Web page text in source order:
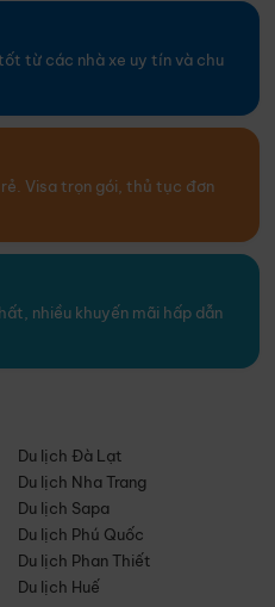
từ các nhà xe uy tín và chu
Visa trọn gói, thủ tục đơn
nhiều khuyến mãi hấp dẫn
Du lịch Đà Lạt
Du lịch Nha Trang
Du lịch Sapa
Du lịch Phú Quốc
Du lịch Phan Thiết
Du lịch Huế